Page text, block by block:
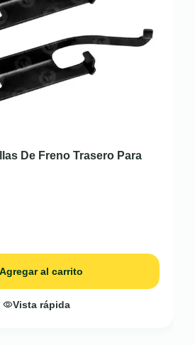
De Freno Trasero Para
Agregar al carrito
Vista rápida